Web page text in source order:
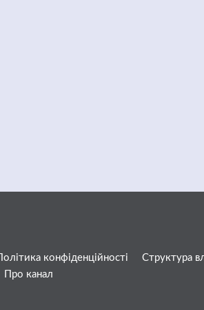
Політика конфіденційності Структура
Про канал